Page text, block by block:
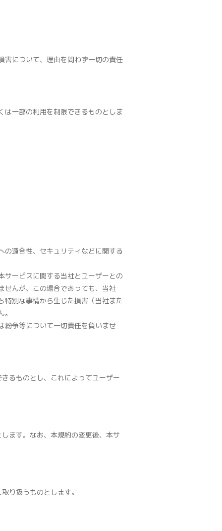
害について、理由を問わず一切の責任
は一部の利用を制限できるものとしま
の適合性、セキュリティなどに関する
サービスに関する当社とユーザーとの
せんが、この場合であっても、当社
特別な事情から生じた損害（当社また
紛争等について一切責任を負いませ
るものとし、これによってユーザー
ます。なお、本規約の変更後、本サ
り扱うものとします。